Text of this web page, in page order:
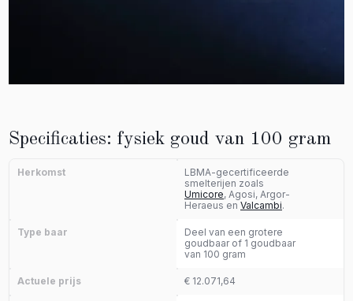
Specificaties: fysiek goud van 100 gram
Herkomst
LBMA-gecertificeerde
smelterijen zoals
Umicore, Agosi, Argor-
Heraeus en Valcambi.
Type baar
Deel van een grotere
goudbaar of 1 goudbaar
van 100 gram
Actuele prijs € 12.071,64